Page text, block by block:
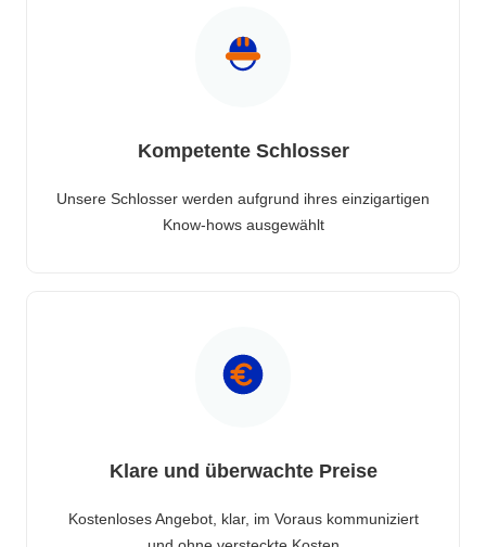
Kompetente Schlosser
Unsere Schlosser werden aufgrund ihres einzigartigen
Know-hows ausgewählt
Klare und überwachte Preise
Kostenloses Angebot, klar, im Voraus kommuniziert